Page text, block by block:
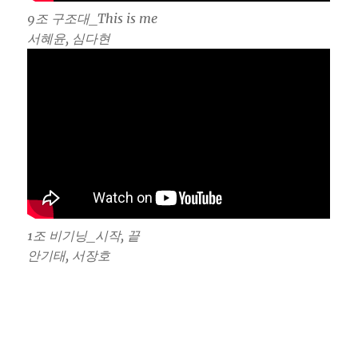
9조 구조대_This is me
서혜윤, 심다현
1조 비기닝_시작, 끝
안기태, 서장호